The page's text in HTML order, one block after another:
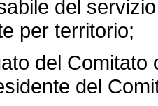
del servizio
per territorio;
del Comitato
del